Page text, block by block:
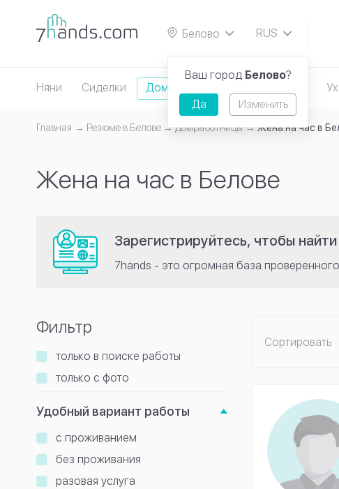
Белово
RUS
Няни Сиделки Домработницы
Главная Резюме в Белове Домработницы Жена на час в
Жена на час в Белове
Зарегистрируйтесь, чтобы
7hands - это огромная база
Фильтр
только в поиске работы
только с фото
Удобный вариант работы
с проживанием
без проживания
разовая услуга
Сортировать
Ваш город Белово?
Да Изменить